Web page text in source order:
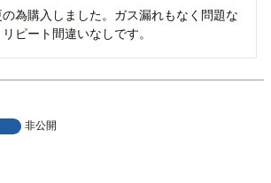
為購入しました。ガス漏れもなく問題な
ピート間違いなしです。
非公開